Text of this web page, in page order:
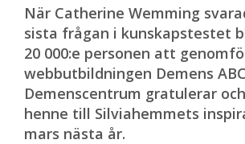
När Catherine Wemming
sista frågan i kunskapstestet
20 000:e personen att
webbutbildningen Demens
Demenscentrum gratulerar
henne till Silviahemmets
mars nästa år.